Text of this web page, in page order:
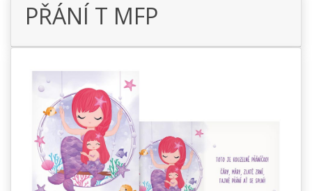
PŘÁNÍ T MFP